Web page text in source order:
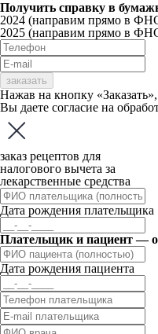
Получить справку в
2024 (направим прямо в
2025 (направим прямо в
заказать
Нажав на кнопку «Заказать»,
Вы даете согласие на
заказ рецептов для
налогового вычета за
лекарственные средства
Дата рождения плательщика
Плательщик и пациент —
Дата рождения пациента